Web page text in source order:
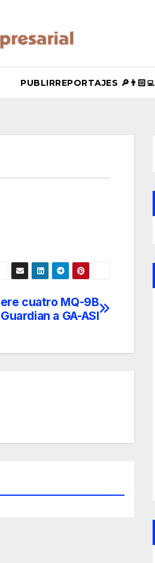
PUBLIRREPORTAJES 🔎👨🏻‍💻
cuatro MQ-9B
a GA-ASI